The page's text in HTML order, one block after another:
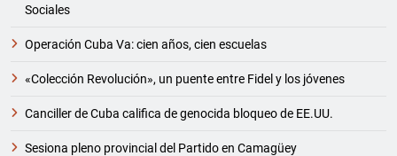
Sociales
Operación Cuba Va: cien años, cien escuelas
«Colección Revolución», un puente entre Fidel y los jóvenes
Canciller de Cuba califica de genocida bloqueo de EE.UU.
Sesiona pleno provincial del Partido en Camagüey